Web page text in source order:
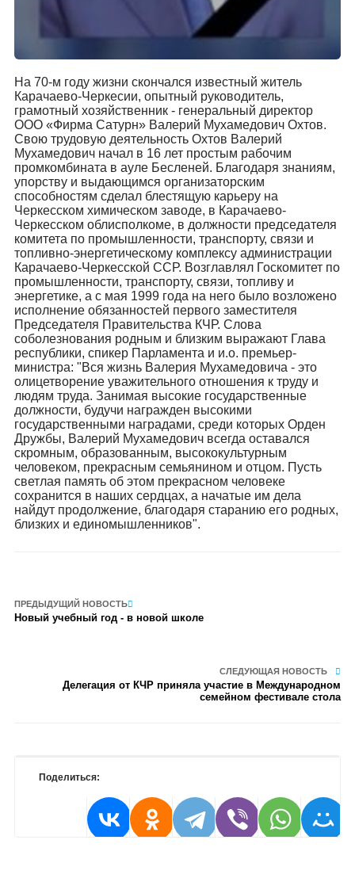
На 70-м году жизни скончался известный житель
Карачаево-Черкесии, опытный руководитель,
грамотный хозяйственник - генеральный директор
ООО «Фирма Сатурн» Валерий Мухамедович Охтов.
Свою трудовую деятельность Охтов Валерий
Мухамедович начал в 16 лет простым рабочим
промкомбината в ауле Бесленей. Благодаря знаниям,
упорству и выдающимся организаторским
способностям сделал блестящую карьеру на
Черкесском химическом заводе, в Карачаево-
Черкесском облисполкоме, в должности председателя
комитета по промышленности, транспорту, связи и
топливно-энергетическому комплексу администрации
Карачаево-Черкесской ССР. Возглавлял Госкомитет по
промышленности, транспорту, связи, топливу и
энергетике, а с мая 1999 года на него было возложено
исполнение обязанностей первого заместителя
Председателя Правительства КЧР. Слова
соболезнования родным и близким выражают Глава
республики, спикер Парламента и и.о. премьер-
министра: "Вся жизнь Валерия Мухамедовича - это
олицетворение уважительного отношения к труду и
людям труда. Занимая высокие государственные
должности, будучи награжден высокими
государственными наградами, среди которых Орден
Дружбы, Валерий Мухамедович всегда оставался
скромным, образованным, высококультурным
человеком, прекрасным семьянином и отцом. Пусть
светлая память об этом прекрасном человеке
сохранится в наших сердцах, а начатые им дела
найдут продолжение, благодаря старанию его родных,
близких и единомышленников".
ПРЕДЫДУЩИЙ НОВОСТЬ
Новый учебный год - в новой школе
СЛЕДУЮЩАЯ НОВОСТЬ
Делегация от КЧР приняла участие в Международном
семейном фестивале стола
Поделиться: